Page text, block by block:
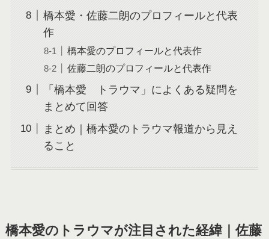
橋本愛・佐藤二朗のプロフィールと代表
作
橋本愛のプロフィールと代表作
佐藤二朗のプロフィールと代表作
「橋本愛 トラウマ」によくある疑問を
まとめて回答
まとめ｜橋本愛のトラウマ報道から見え
ること
橋本愛のトラウマが注目された経緯｜佐藤